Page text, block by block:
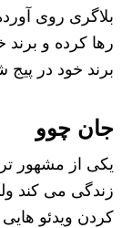
بلاگری روی
رها کرده و
برند خود در
جان چوو
یکی از مشهور
زندگی می کند
کردن ویدئو